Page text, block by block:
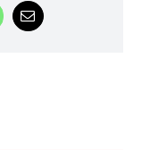
Email